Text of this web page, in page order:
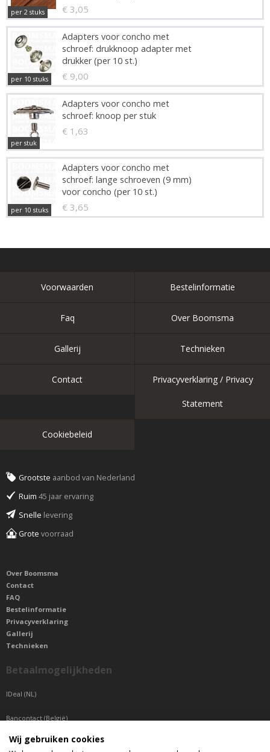
€ 3,05
per 2 stuks
Adapters voor concho met
schroef: drukknoop adapter met
drukker (per 10 st.)
€ 9,00
per 10 stuks
Adapters voor concho met
schroef: knoop per stuk
€ 1,63
per stuk
Adapters voor concho met
schroef: lange schroeven (9 mm)
voor concho (per 10 st.)
€ 3,65
per 10 stuks
Voorwaarden Bestelinformatie
Faq Over Boomsma
Gallerij Technieken
Contact Privacyverklaring / Privacy
Statement
Cookiebeleid
Grootste aanbod van Nederland
Ruim 45 jaar ervaring
Snelle levering
Grote voorraad
Over Boomsma
Contact
FAQ
Bestelinformatie
Privacyverklaring
Gallerij
Technieken
Betaalmogelijkheden
IDeal (NL)
Bancontact (België)
Sepa betaling (Overige landen)
Wij gebruiken cookies